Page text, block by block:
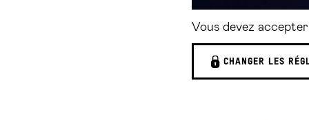
Vous devez
CHANGER LES